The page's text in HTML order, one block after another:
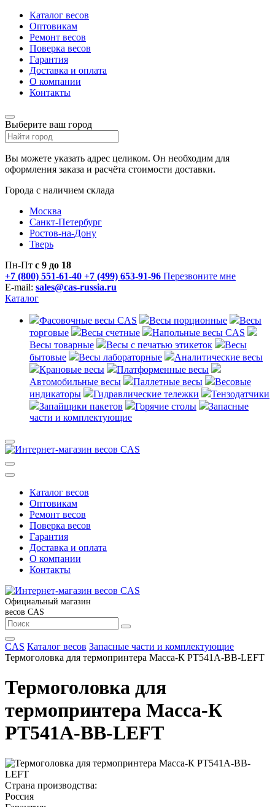
Каталог весов
Оптовикам
Ремонт весов
Поверка весов
Гарантия
Доставка и оплата
О компании
Контакты
Выберите ваш город
Вы можете указать адрес целиком. Он необходим для
оформления заказа и расчёта стоимости доставки.
Города с наличием склада
Москва
Санкт-Петербург
Ростов-на-Дону
Тверь
Пн-Пт с 9 до 18
+7 (800) 551-61-40 +7 (499) 653-91-96 Перезвоните мне
E-mail: sales@cas-russia.ru
Каталог
Фасовочные весы CAS Весы порционные
Весы
торговые
Весы счетные
Напольные весы CAS
Весы товарные
Весы с печатью этикеток
Весы
бытовые
Весы лабораторные
Аналитические весы
Крановые весы
Платформенные весы
Автомобильные весы
Паллетные весы
Весовые
индикаторы
Гидравлические тележки
Тензодатчики
Запайщики пакетов
Горячие столы
Запасные
части и комплектующие
Каталог весов
Оптовикам
Ремонт весов
Поверка весов
Гарантия
Доставка и оплата
О компании
Контакты
Официальный магазин
весов CAS
CAS Каталог весов Запасные части и комплектующие
Термоголовка для термопринтера Масса-К PT541A-BB-LEFT
Термоголовка для
термопринтера Масса-К
PT541A-BB-LEFT
Страна производства:
Россия